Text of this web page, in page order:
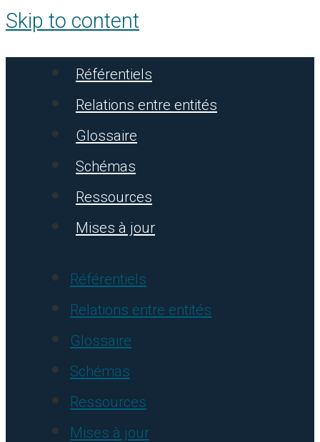
Skip to content
Référentiels
Relations entre entités
Glossaire
Schémas
Ressources
Mises à jour
Référentiels
Relations entre entités
Glossaire
Schémas
Ressources
Mises à jour